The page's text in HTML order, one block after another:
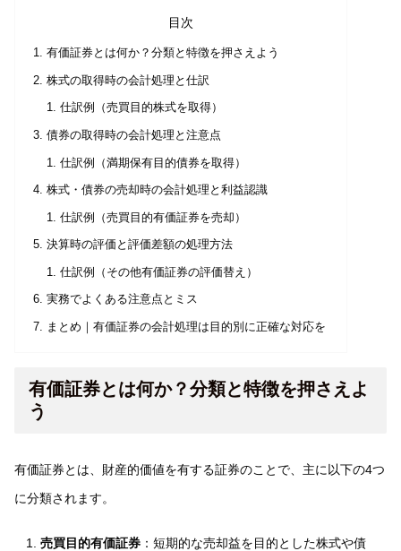
目次
有価証券とは何か？分類と特徴を押さえよう
株式の取得時の会計処理と仕訳
仕訳例（売買目的株式を取得）
債券の取得時の会計処理と注意点
仕訳例（満期保有目的債券を取得）
株式・債券の売却時の会計処理と利益認識
仕訳例（売買目的有価証券を売却）
決算時の評価と評価差額の処理方法
仕訳例（その他有価証券の評価替え）
実務でよくある注意点とミス
まとめ｜有価証券の会計処理は目的別に正確な対応を
有価証券とは何か？分類と特徴を押さえよ
う
有価証券とは、財産的価値を有する証券のことで、主に以下の4つ
に分類されます。
売買目的有価証券：短期的な売却益を目的とした株式や債